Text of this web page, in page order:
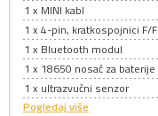
1 x MINI kabl
1 x 4-pin, kratkospojnici F/F
1 x Bluetooth modul
1 x 18650 nosač za baterije
1 x ultrazvučni senzor
Pogledaj više